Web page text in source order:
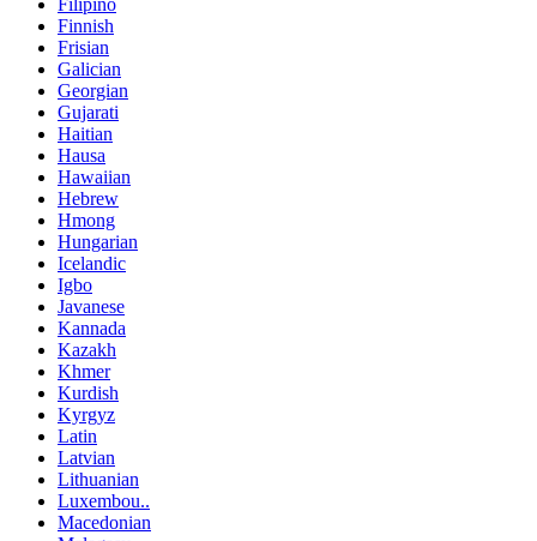
Filipino
Finnish
Frisian
Galician
Georgian
Gujarati
Haitian
Hausa
Hawaiian
Hebrew
Hmong
Hungarian
Icelandic
Igbo
Javanese
Kannada
Kazakh
Khmer
Kurdish
Kyrgyz
Latin
Latvian
Lithuanian
Luxembou..
Macedonian